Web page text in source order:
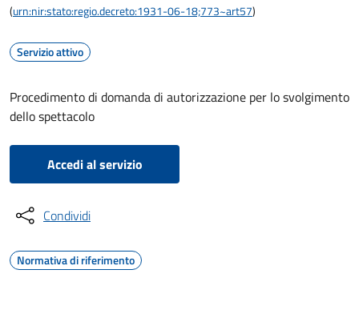
(urn:nir:stato:regio.decreto:1931-06-18;773~art57)
Servizio attivo
Procedimento di domanda di autorizzazione per lo svolgimento
dello spettacolo
Accedi al servizio
Condividi
Normativa di riferimento